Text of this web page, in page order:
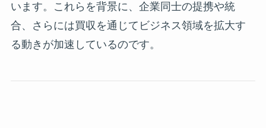
います。これらを背景に、企業同士の提携や統
合、さらには買収を通じてビジネス領域を拡大す
る動きが加速しているのです。